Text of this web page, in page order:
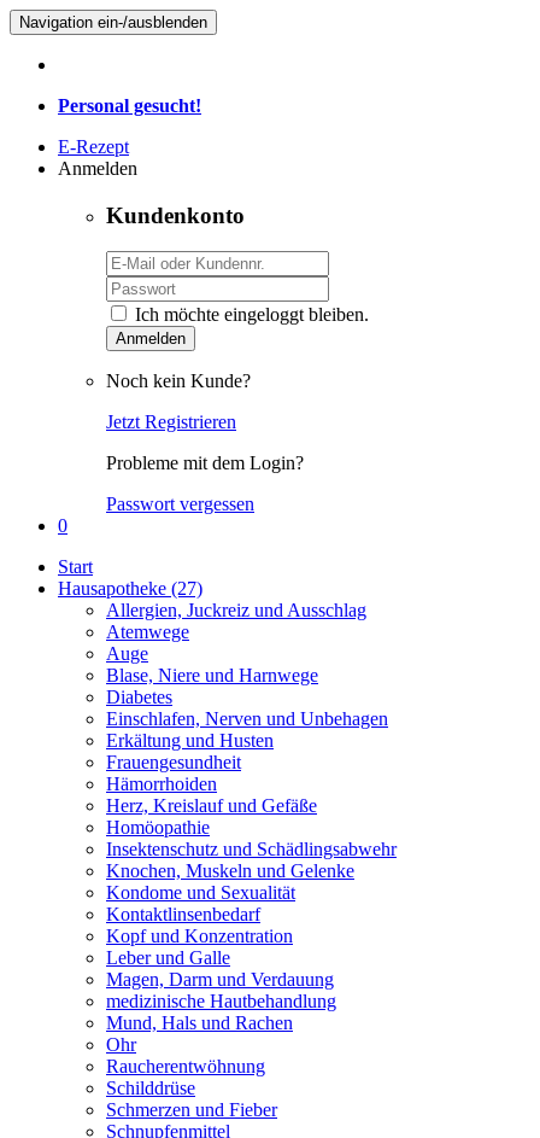
Navigation ein-/ausblenden
Personal gesucht!
E-Rezept
Anmelden
Kundenkonto
Ich möchte eingeloggt bleiben.
Anmelden
Noch kein Kunde?
Jetzt Registrieren
Probleme mit dem Login?
Passwort vergessen
0
Start
Hausapotheke (27)
Allergien, Juckreiz und Ausschlag
Atemwege
Auge
Blase, Niere und Harnwege
Diabetes
Einschlafen, Nerven und Unbehagen
Erkältung und Husten
Frauengesundheit
Hämorrhoiden
Herz, Kreislauf und Gefäße
Homöopathie
Insektenschutz und Schädlingsabwehr
Knochen, Muskeln und Gelenke
Kondome und Sexualität
Kontaktlinsenbedarf
Kopf und Konzentration
Leber und Galle
Magen, Darm und Verdauung
medizinische Hautbehandlung
Mund, Hals und Rachen
Ohr
Raucherentwöhnung
Schilddrüse
Schmerzen und Fieber
Schnupfenmittel